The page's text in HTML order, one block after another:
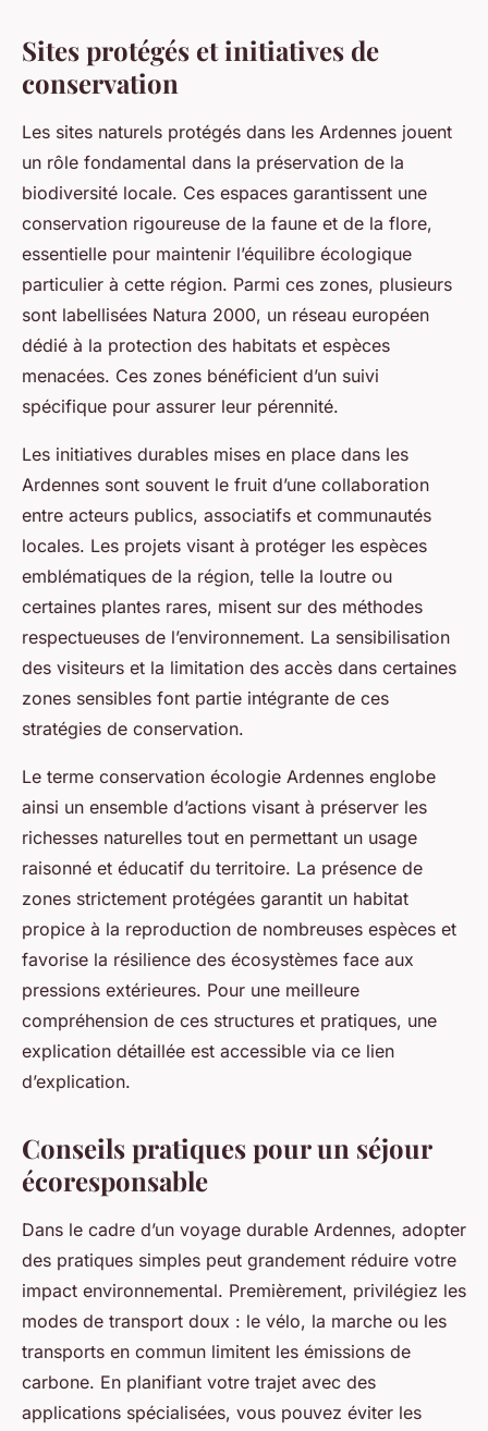
Sites protégés et initiatives de
conservation
Les sites naturels protégés dans les Ardennes jouent
un rôle fondamental dans la préservation de la
biodiversité locale. Ces espaces garantissent une
conservation rigoureuse de la faune et de la flore,
essentielle pour maintenir l’équilibre écologique
particulier à cette région. Parmi ces zones, plusieurs
sont labellisées Natura 2000, un réseau européen
dédié à la protection des habitats et espèces
menacées. Ces zones bénéficient d’un suivi
spécifique pour assurer leur pérennité.
Les initiatives durables mises en place dans les
Ardennes sont souvent le fruit d’une collaboration
entre acteurs publics, associatifs et communautés
locales. Les projets visant à protéger les espèces
emblématiques de la région, telle la loutre ou
certaines plantes rares, misent sur des méthodes
respectueuses de l’environnement. La sensibilisation
des visiteurs et la limitation des accès dans certaines
zones sensibles font partie intégrante de ces
stratégies de conservation.
Le terme conservation écologie Ardennes englobe
ainsi un ensemble d’actions visant à préserver les
richesses naturelles tout en permettant un usage
raisonné et éducatif du territoire. La présence de
zones strictement protégées garantit un habitat
propice à la reproduction de nombreuses espèces et
favorise la résilience des écosystèmes face aux
pressions extérieures. Pour une meilleure
compréhension de ces structures et pratiques, une
explication détaillée est accessible via ce lien
d’explication.
Conseils pratiques pour un séjour
écoresponsable
Dans le cadre d’un voyage durable Ardennes, adopter
des pratiques simples peut grandement réduire votre
impact environnemental. Premièrement, privilégiez les
modes de transport doux : le vélo, la marche ou les
transports en commun limitent les émissions de
carbone. En planifiant votre trajet avec des
applications spécialisées, vous pouvez éviter les